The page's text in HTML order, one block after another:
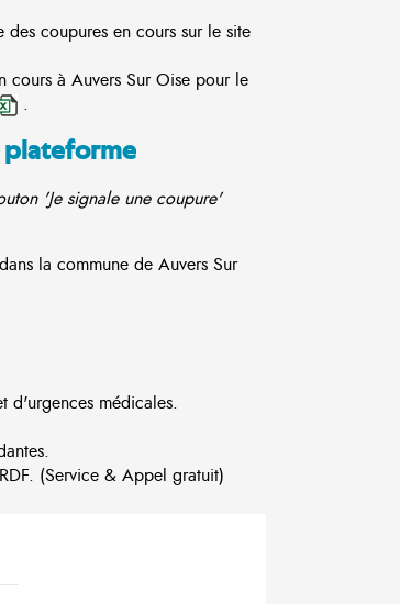
coupures en cours sur le site
cours à Auvers Sur Oise pour le
.
plateforme
'Je signale une coupure'
la commune de Auvers Sur
d'urgences médicales.
(Service & Appel gratuit)